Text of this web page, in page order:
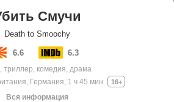
Смучи
Death to Smoochy
6.6 6.3
триллер, комедия, драма
Германия, 1 ч 45 мин
16+
Вся информация